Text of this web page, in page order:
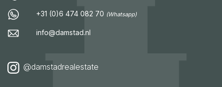
+31 (0)6 474 082 70 (Whatsapp)
info@damstad.nl
@damstadrealestate